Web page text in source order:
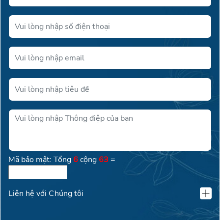
Mã bảo mật: Tổng 6cộng 63 =
Liên hệ với Chúng tôi